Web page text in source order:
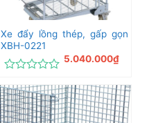
Xe đẩy lồng thép, gấp gọn
XBH-0221
xếp
hạng
0
5.040.000₫